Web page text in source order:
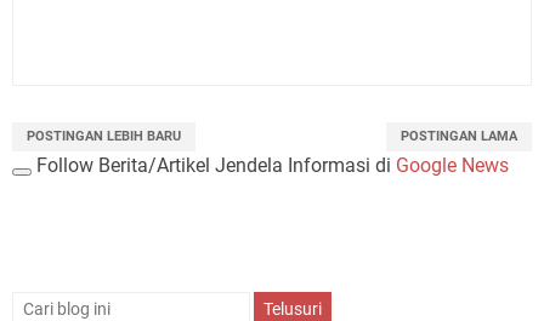
POSTINGAN LEBIH BARU POSTINGAN LAMA
Follow Berita/Artikel Jendela Informasi di Google News